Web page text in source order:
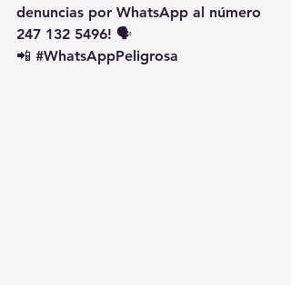
denuncias por WhatsApp al número
247 132 5496! 🗣️
📲 #WhatsAppPeligrosa